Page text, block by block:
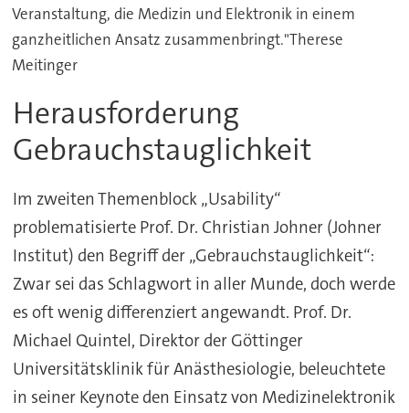
Veranstaltung, die Medizin und Elektronik in einem
ganzheitlichen Ansatz zusammenbringt."Therese
Meitinger
Herausforderung
Gebrauchstauglichkeit
Im zweiten Themenblock „Usability“
problematisierte Prof. Dr. Christian Johner (Johner
Institut) den Begriff der „Gebrauchstauglichkeit“:
Zwar sei das Schlagwort in aller Munde, doch werde
es oft wenig differenziert angewandt. Prof. Dr.
Michael Quintel, Direktor der Göttinger
Universitätsklinik für Anästhesiologie, beleuchtete
in seiner Keynote den Einsatz von Medizinelektronik